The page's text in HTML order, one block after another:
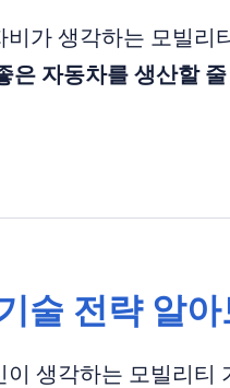
비가 생각하는 모빌리
은 자동차를 생산할
술 전략 알아
이 생각하는 모빌리티